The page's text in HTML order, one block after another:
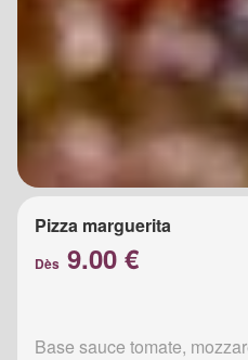
Pizza marguerita
Dès 9.00 €
Base sauce tomate,